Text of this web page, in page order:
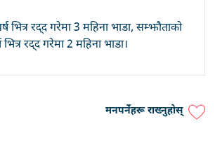
भित्र रद्द गरेमा 3 महिना भाडा, सम्झौताको
भित्र रद्द गरेमा 2 महिना भाडा।
मनपर्नेहरू राख्नुहोस्